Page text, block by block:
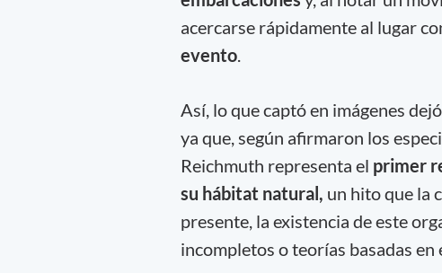
acercarse rápidamente al lugar
evento.
Así, lo que captó en imágenes
ya que, según afirmaron los
Reichmuth representa el primer
su hábitat natural, un hito que la
presente, la existencia de este
incompletos o teorías basadas